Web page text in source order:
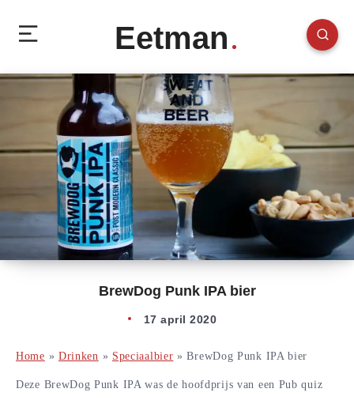
Eetman
BrewDog Punk IPA bier
17 april 2020
Home » Drinken » Speciaalbier »BrewDog Punk IPA bier
Deze BrewDog Punk IPA was de hoofdprijs van een Pub quiz